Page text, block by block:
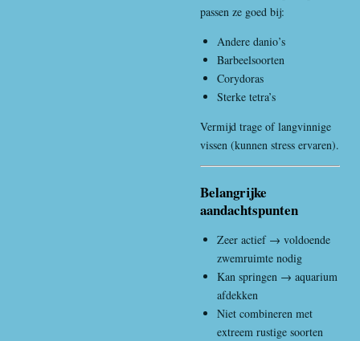
passen ze goed bij:
Andere danio’s
Barbeelsoorten
Corydoras
Sterke tetra’s
Vermijd trage of langvinnige
vissen (kunnen stress ervaren).
Belangrijke
aandachtspunten
Zeer actief → voldoende
zwemruimte nodig
Kan springen → aquarium
afdekken
Niet combineren met
extreem rustige soorten